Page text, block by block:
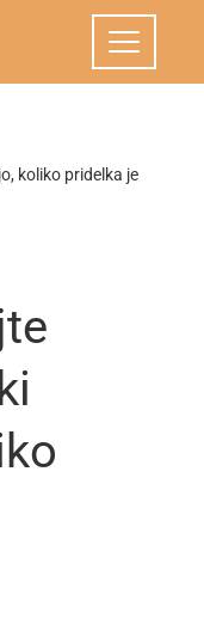
koliko pridelka je